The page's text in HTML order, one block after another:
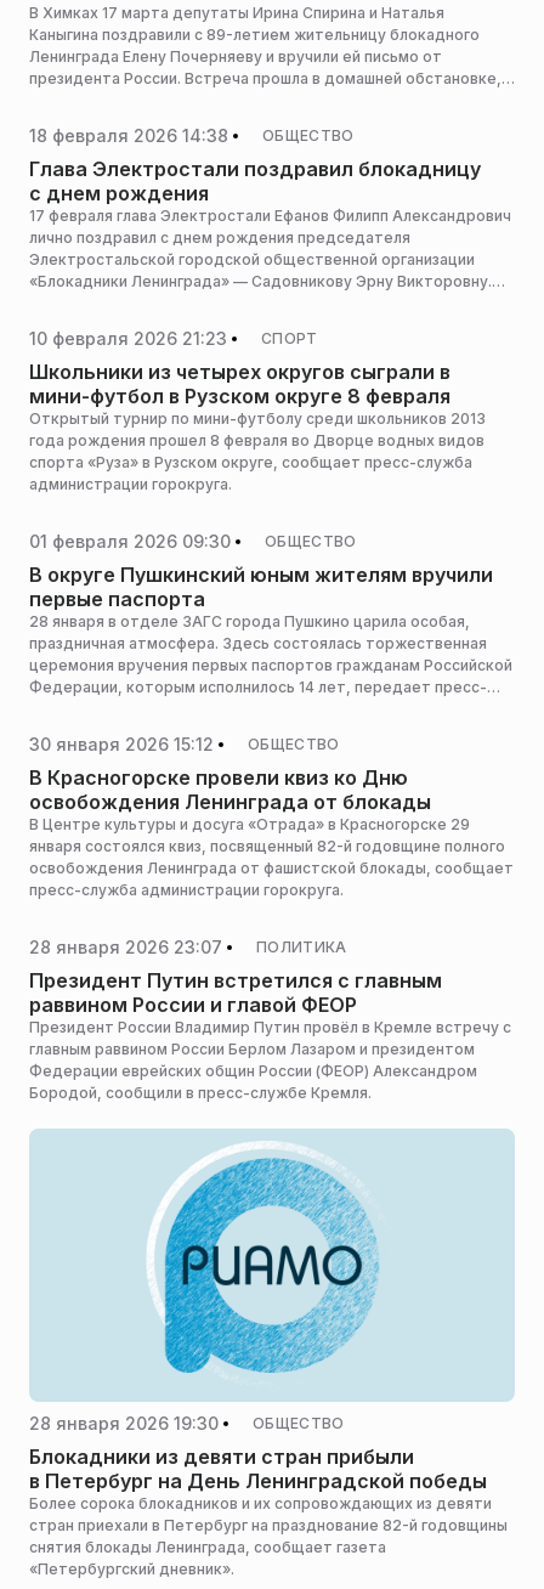
В Химках 17 марта депутаты Ирина Спирина и Наталья
Каныгина поздравили с 89-летием жительницу блокадного
Ленинграда Елену Почерняеву и вручили ей письмо от
президента России. Встреча прошла в домашней обстановке,
18 февраля 2026 14:38 ОБЩЕСТВО
Глава Электростали поздравил блокадницу
с днем рождения
17 февраля глава Электростали Ефанов Филипп Александрович
лично поздравил с днем рождения председателя
Электростальской городской общественной организации
«Блокадники Ленинграда» — Садовникову Эрну Викторовну.
10 февраля 2026 21:23 СПОРТ
Школьники из четырех округов сыграли в
мини-футбол в Рузском округе 8 февраля
Открытый турнир по мини-футболу среди школьников 2013
года рождения прошел 8 февраля во Дворце водных видов
спорта «Руза» в Рузском округе, сообщает пресс-служба
администрации горокруга.
01 февраля 2026 09:30 ОБЩЕСТВО
В округе Пушкинский юным жителям вручили
первые паспорта
28 января в отделе ЗАГС города Пушкино царила особая,
праздничная атмосфера. Здесь состоялась торжественная
церемония вручения первых паспортов гражданам Российской
Федерации, которым исполнилось 14 лет, передает пресс-
30 января 2026 15:12 ОБЩЕСТВО
В Красногорске провели квиз ко Дню
освобождения Ленинграда от блокады
В Центре культуры и досуга «Отрада» в Красногорске 29
января состоялся квиз, посвященный 82-й годовщине полного
освобождения Ленинграда от фашистской блокады, сообщает
пресс-служба администрации горокруга.
28 января 2026 23:07 ПОЛИТИКА
Президент Путин встретился с главным
раввином России и главой ФЕОР
Президент России Владимир Путин провёл в Кремле встречу с
главным раввином России Берлом Лазаром и президентом
Федерации еврейских общин России (ФЕОР) Александром
Бородой, сообщили в пресс-службе Кремля.
28 января 2026 19:30 ОБЩЕСТВО
Блокадники из девяти стран прибыли
в Петербург на День Ленинградской победы
Более сорока блокадников и их сопровождающих из девяти
стран приехали в Петербург на празднование 82-й годовщины
снятия блокады Ленинграда, сообщает газета
«Петербургский дневник».